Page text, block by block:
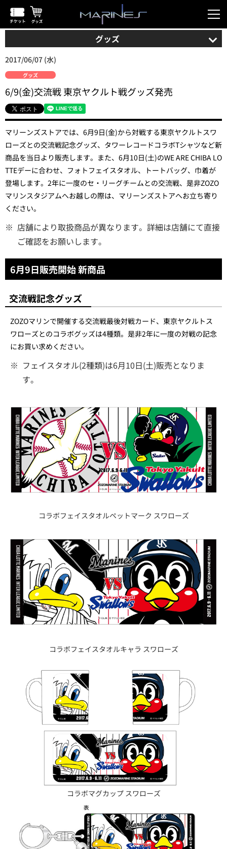
グッズ
2017/06/07 (水)
グッズ
6/9(金)交流戦 東京ヤクルト戦グッズ発売
マリーンズストアでは、6月9日(金)から対戦する東京ヤクルトスワ
ローズとの交流戦記念グッズ、タワーレコードコラボTシャツなど新
商品を当日より販売します。また、6月10日(土)のWE ARE CHIBA LO
TTEデーに合わせ、フォトフェイスタオル、トートバッグ、巾着が
登場します。2年に一度のセ・リーグチームとの交流戦、是非ZOZO
マリンスタジアムへお越しの際は、マリーンズストアへお立ち寄り
ください。
※ 店舗により取扱商品が異なります。詳細は店舗にて直接
ご確認をお願いします。
6月9日販売開始 新商品
交流戦記念グッズ
ZOZOマリンで開催する交流戦最後対戦カード、東京ヤクルトス
ワローズとのコラボグッズは4種類。是非2年に一度の対戦の記念
にお買い求めください。
※ フェイスタオル(2種類)は6月10日(土)販売となりま
す。
コラボフェイスタオルペットマーク スワローズ
コラボフェイスタオルキャラ スワローズ
コラボマグカップ スワローズ